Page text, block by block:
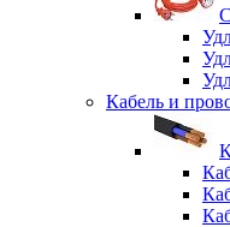
Кабель и